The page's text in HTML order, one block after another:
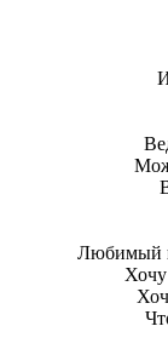
Любимый